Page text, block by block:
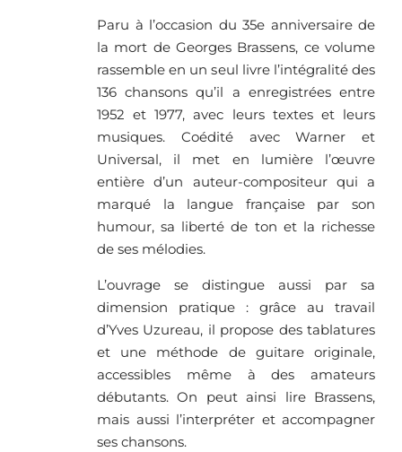
Paru à l’occasion du 35e anniversaire de
la mort de Georges Brassens, ce volume
rassemble en un seul livre l’intégralité des
136 chansons qu’il a enregistrées entre
1952 et 1977, avec leurs textes et leurs
musiques. Coédité avec Warner et
Universal, il met en lumière l’œuvre
entière d’un auteur-compositeur qui a
marqué la langue française par son
humour, sa liberté de ton et la richesse
de ses mélodies.
L’ouvrage se distingue aussi par sa
dimension pratique : grâce au travail
d’Yves Uzureau, il propose des tablatures
et une méthode de guitare originale,
accessibles même à des amateurs
débutants. On peut ainsi lire Brassens,
mais aussi l’interpréter et accompagner
ses chansons.